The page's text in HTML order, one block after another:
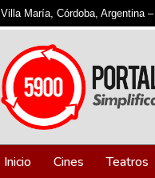
Villa María, Córdoba, Argentina –
Inicio Cines Teatros